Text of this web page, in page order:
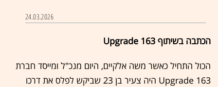
24.03.2026
הכתבה בשיתוף Upgrade 163
הכול התחיל כאשר משה אלקיים, היום מנכ"ל ומייסד חברת
Upgrade 163 היה צעיר בן 23 שביקש לפלס את דרכו